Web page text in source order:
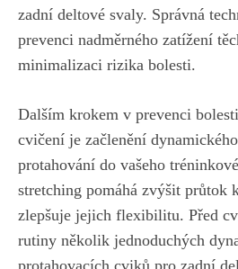
zadní deltové svaly. Správná
prevenci nadměrného zatížení
minimalizaci rizika bolesti.
Dalším krokem v prevenci
cvičení je začlenění
protahování do vašeho
stretching pomáhá zvýšit průtok
zlepšuje jejich flexibilitu. Před
rutiny několik jednoduchých